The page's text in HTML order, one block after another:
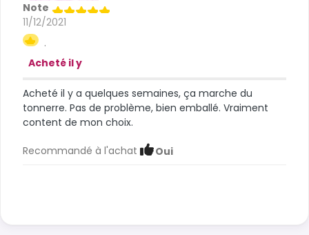
Note
11/12/2021
.
Acheté il y
Acheté il y a quelques semaines, ça marche du
tonnerre. Pas de problème, bien emballé. Vraiment
content de mon choix.
Recommandé à l'achat Oui